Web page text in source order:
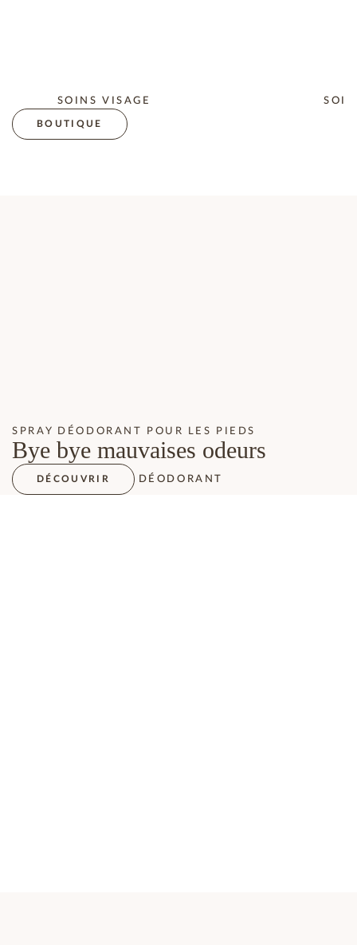
SOINS VISAGE
BOUTIQUE
SPRAY DÉODORANT POUR LES PIEDS
Bye bye mauvaises odeurs
DÉCOUVRIR DÉODORANT